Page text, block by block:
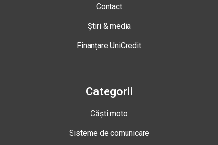
Contact
Știri & media
Finanțare UniCredit
Categorii
Căști moto
Sisteme de comunicare